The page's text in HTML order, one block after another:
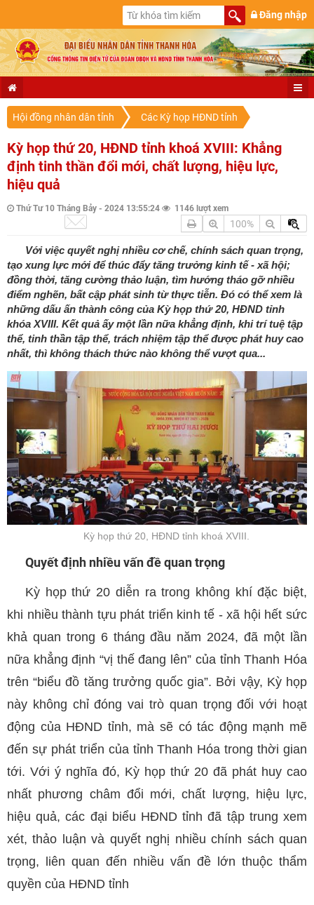
Đăng nhập
Hội đồng nhân dân tỉnh Các Kỳ họp HĐND tỉnh
Kỳ họp thứ 20, HĐND tỉnh khoá XVIII: Khẳng
định tinh thần đổi mới, chất lượng, hiệu lực,
hiệu quả
Thứ Tư 10 Tháng Bảy - 2024 13:55:24 1146 lượt xem
100%
Với việc quyết nghị nhiều cơ chế, chính sách quan trọng,
tạo xung lực mới để thúc đẩy tăng trưởng kinh tế - xã hội;
đồng thời, tăng cường thảo luận, tìm hướng tháo gỡ nhiều
điểm nghẽn, bất cập phát sinh từ thực tiễn. Đó có thể xem là
những dấu ấn thành công của Kỳ họp thứ 20, HĐND tỉnh
khóa XVIII. Kết quả ấy một lần nữa khẳng định, khi trí tuệ tập
thể, tinh thần tập thể, trách nhiệm tập thể được phát huy cao
nhất, thì không thách thức nào không thể vượt qua...
Kỳ họp thứ 20, HĐND tỉnh khoá XVIII.
Quyết định nhiều vấn đề quan trọng
Kỳ họp thứ 20 diễn ra trong không khí đặc biệt,
khi nhiều thành tựu phát triển kinh tế - xã hội hết sức
khả quan trong 6 tháng đầu năm 2024, đã một lần
nữa khẳng định “vị thế đang lên” của tỉnh Thanh Hóa
trên “biểu đồ tăng trưởng quốc gia”. Bởi vậy, Kỳ họp
này không chỉ đóng vai trò quan trọng đối với hoạt
động của HĐND tỉnh, mà sẽ có tác động mạnh mẽ
đến sự phát triển của tỉnh Thanh Hóa trong thời gian
tới. Với ý nghĩa đó, Kỳ họp thứ 20 đã phát huy cao
nhất phương châm đổi mới, chất lượng, hiệu lực,
hiệu quả, các đại biểu HĐND tỉnh đã tập trung xem
xét, thảo luận và quyết nghị nhiều chính sách quan
trọng, liên quan đến nhiều vấn đề lớn thuộc thẩm
quyền của HĐND tỉnh